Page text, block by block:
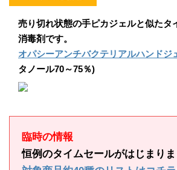
売り切れ状態の手ピカジェルと似たタ
消毒剤です。
オパシーアンチバクテリアルハンドジ
タノール70～75％)
臨時の情報
恒例のタイムセールがはじまりま